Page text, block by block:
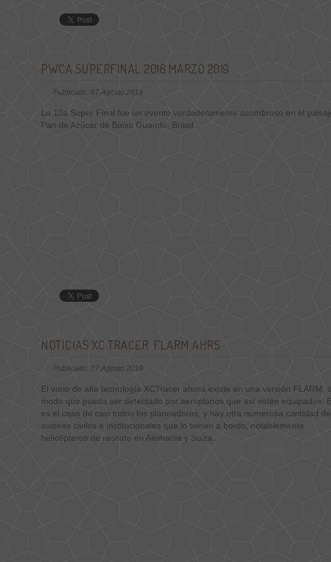
PWCA SUPERFINAL 2018 MARZO 2019
Publicado: 07 Agosto 2019
La 10a Super Final fue un evento verdaderamente asombroso en el
Pan de Azúcar de Baixo Guandu, Brasil...
NOTICIAS XC TRACER FLARM AHRS
Publicado: 07 Agosto 2019
El vario de alta tecnología XCTracer ahora existe en una versión FLARM,
modo que pueda ser detectado por aeroplanos que así estén equipados.
es el caso de casi todos los planeadores, y hay otra numerosa cantidad de
aviones civiles e institucionales que lo tienen a bordo, notablemente
helicópteros de rescate en Alemania y Suiza...